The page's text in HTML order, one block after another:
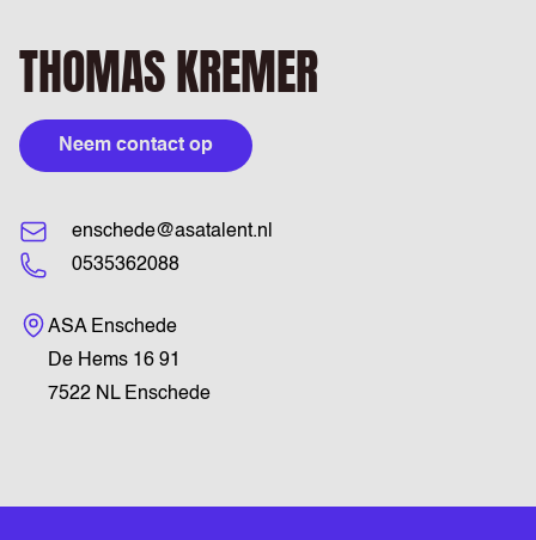
THOMAS KREMER
Neem contact op
enschede@asatalent.nl
0535362088
Bezoekadres
ASA Enschede
De Hems 16 91
7522 NL Enschede